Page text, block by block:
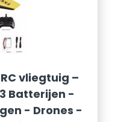
vliegtuig –
Batterijen -
- Drones -